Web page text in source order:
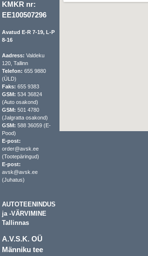
KMKR nr:
EE100507296
Avatud E-R 7-19, L-P
8-16
Aadress: Valdeku
120, Tallinn
Telefon: 655 9880
(ÜLD)
Faks: 655 9383
GSM: 534 36824
(Auto osakond)
GSM: 501 4780
(Jalgratta osakond)
GSM: 588 36059 (E-
Pood)
E-post:
order@avsk.ee
(Tootepäringud)
E-post:
avsk@avsk.ee
(Juhatus)
AUTOTEENINDUS
ja -VÄRVIMINE
Tallinnas
A.V.S.K. OÜ
Männiku tee